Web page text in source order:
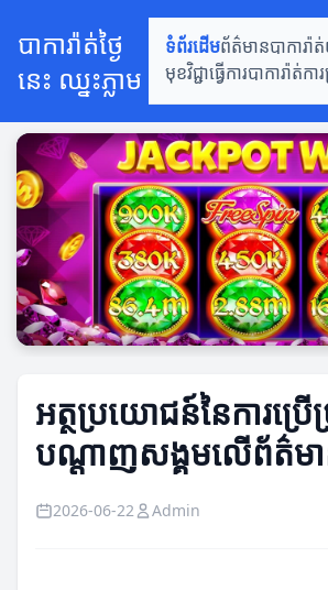
បាការ៉ាត់ថ្ងៃ
នេះ ឈ្នះភ្លាម
ទំព័រដើមព័ត៌មានបាការ៉ាត់
មុខវិជ្ជាធ្វើការបាការ៉ាត់កា
អត្ថប្រយោជន៍នៃការប្រើ
បណ្តាញសង្គមលើព័ត៌មា
2026-06-22 Admin